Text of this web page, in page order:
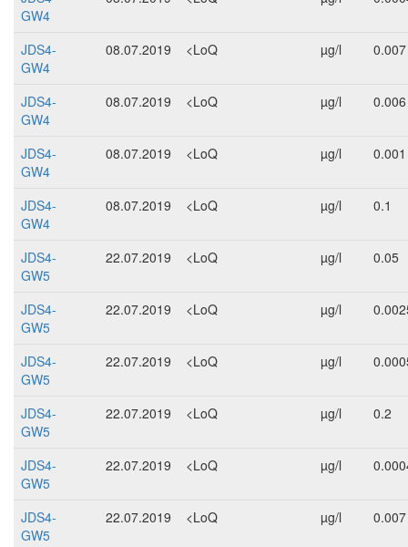
GW4
JDS4-
GW4
08.07.2019 <LoQ µg/l 0.007
JDS4-
GW4
08.07.2019 <LoQ µg/l 0.006
JDS4-
GW4
08.07.2019 <LoQ µg/l 0.001
JDS4-
GW4
08.07.2019 <LoQ µg/l 0.1
JDS4-
GW5
22.07.2019 <LoQ µg/l 0.05
JDS4-
GW5
22.07.2019 <LoQ µg/l
JDS4-
GW5
22.07.2019 <LoQ µg/l
JDS4-
GW5
22.07.2019 <LoQ µg/l 0.2
JDS4-
GW5
22.07.2019 <LoQ µg/l
JDS4-
GW5
22.07.2019 <LoQ µg/l 0.007